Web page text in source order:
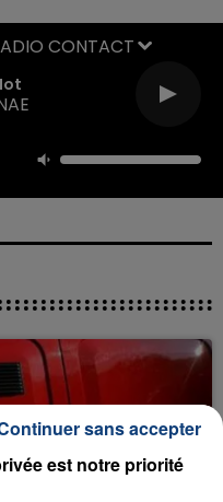
CONTACT
est notre priorité
sans accepter